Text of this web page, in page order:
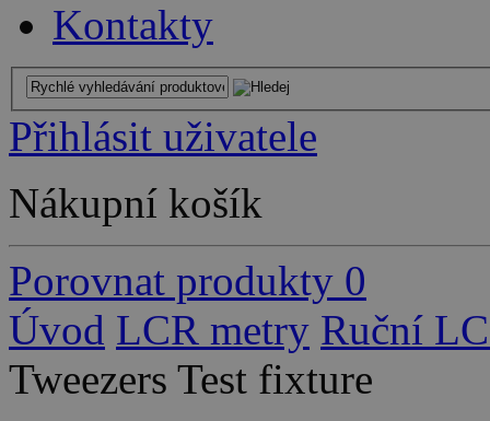
Kontakty
Přihlásit uživatele
Nákupní košík
Porovnat produkty 0
Úvod LCR metry Ruční
Tweezers Test fixture